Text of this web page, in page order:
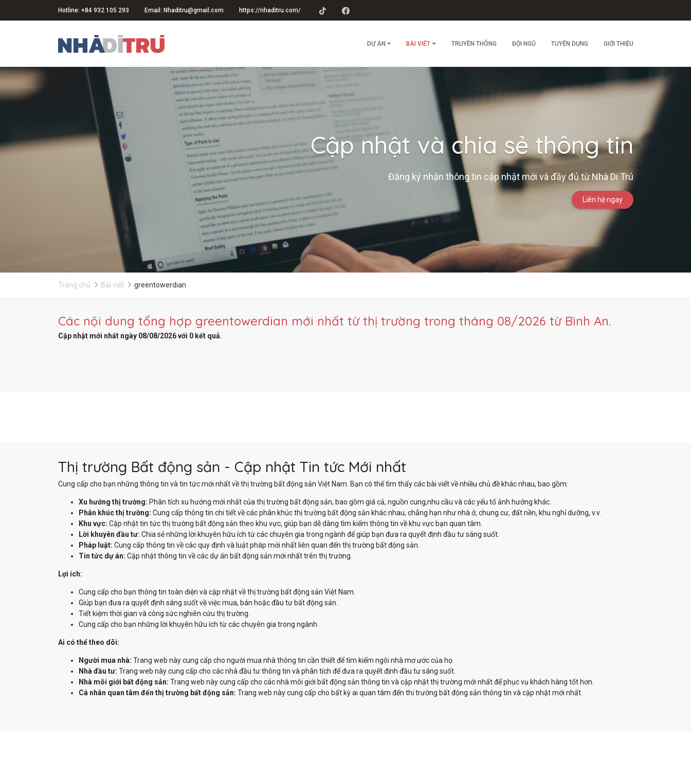
Hotline: +84 932 105 293 Email: Nhaditru@gmail.com https://nhaditru.com/
DỰ ÁN BÀI VIẾT TRUYỀN THÔNG ĐỘI NGŨ TUYỂN DỤNG GIỚI THIỆU
Cập nhật và chia sẻ thông tin
Đăng ký nhận thông tin cập nhật mới và đầy đủ từ Nhà Di Trú
Liên hệ ngay
Trang chủ Bài viết greentowerdian
Các nội dung tổng hợp greentowerdian mới nhất từ thị trường trong tháng 08/2026 từ Bình An.
Cập nhật mới nhất ngày 08/08/2026 với 0 kết quả.
Thị trường Bất động sản - Cập nhật Tin tức Mới nhất
Cung cấp cho bạn những thông tin và tin tức mới nhất về thị trường bất động sản Việt Nam. Bạn có thể tìm thấy các bài viết về nhiều chủ đề khác nhau, bao gồm:
Xu hướng thị trường: Phân tích xu hướng mới nhất của thị trường bất động sản, bao gồm giá cả, nguồn cung,nhu cầu và các yếu tố ảnh hưởng khác.
Phân khúc thị trường: Cung cấp thông tin chi tiết về các phân khúc thị trường bất động sản khác nhau, chẳng hạn như nhà ở, chung cư, đất nền, khu nghỉ dưỡng, v.v.
Khu vực: Cập nhật tin tức thị trường bất động sản theo khu vực, giúp bạn dễ dàng tìm kiếm thông tin về khu vực bạn quan tâm.
Lời khuyên đầu tư: Chia sẻ những lời khuyên hữu ích từ các chuyên gia trong ngành để giúp bạn đưa ra quyết định đầu tư sáng suốt.
Pháp luật: Cung cấp thông tin về các quy định và luật pháp mới nhất liên quan đến thị trường bất động sản.
Tin tức dự án: Cập nhật thông tin về các dự án bất động sản mới nhất trên thị trường.
Lợi ích:
Cung cấp cho bạn thông tin toàn diện và cập nhật về thị trường bất động sản Việt Nam.
Giúp bạn đưa ra quyết định sáng suốt về việc mua, bán hoặc đầu tư bất động sản.
Tiết kiệm thời gian và công sức nghiên cứu thị trường.
Cung cấp cho bạn những lời khuyên hữu ích từ các chuyên gia trong ngành.
Ai có thể theo dõi:
Người mua nhà: Trang web này cung cấp cho người mua nhà thông tin cần thiết để tìm kiếm ngôi nhà mơ ước của họ.
Nhà đầu tư: Trang web này cung cấp cho các nhà đầu tư thông tin và phân tích để đưa ra quyết định đầu tư sáng suốt.
Nhà môi giới bất động sản: Trang web này cung cấp cho các nhà môi giới bất động sản thông tin và cập nhật thị trường mới nhất để phục vụ khách hàng tốt hơn.
Cá nhân quan tâm đến thị trường bất động sản: Trang web này cung cấp cho bất kỳ ai quan tâm đến thị trường bất động sản thông tin và cập nhật mới nhất.